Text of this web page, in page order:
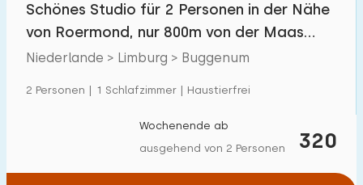
Von Buggenum(max. km)
Zum Meer(max. km):
10 20
Schönes Studio für 2 Personen in der Nähe
von Roermond, nur 800m von der Maas
entfernt.
Niederlande > Limburg > Buggenum
2 Personen | 1 Schlafzimmer | Haustierfrei
320
Wochenende ab
ausgehend von 2 Personen